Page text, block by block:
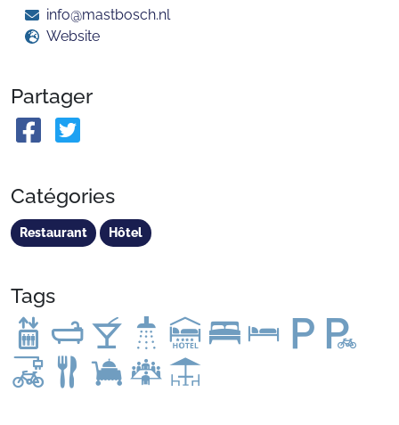
info@mastbosch.nl
Website
Partager
Catégories
Restaurant Hôtel
Tags